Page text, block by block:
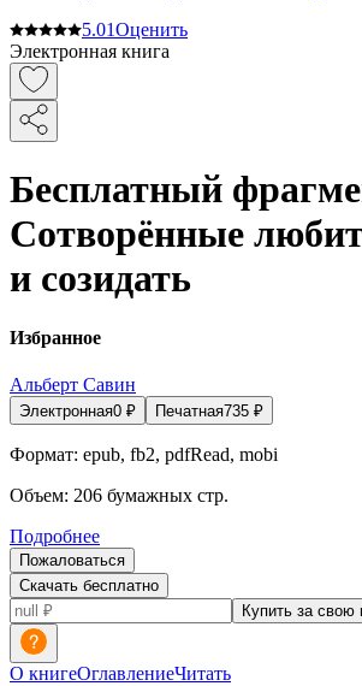
5.01Оценить
Электронная книга
Бесплатный
Сотворённые
и созидать
Избранное
Альберт Савин
Электронная0 ₽ Печатная735 ₽
Формат: epub, fb2, pdfRead, mobi
Объем: 206 бумажных стр.
Подробнее
Пожаловаться
Скачать бесплатно
Купить за свою
О книгеОглавлениеЧитать